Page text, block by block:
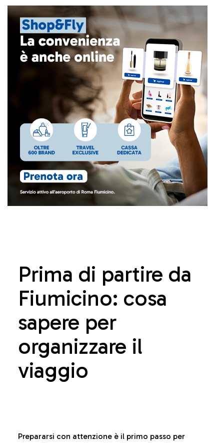
Prima di partire da
Fiumicino: cosa
sapere per
organizzare il
viaggio
Prepararsi con attenzione è il primo passo per